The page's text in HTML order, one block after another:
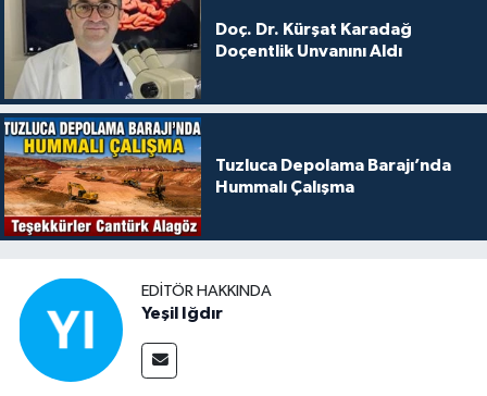
Doç. Dr. Kürşat Karadağ
Doçentlik Unvanını Aldı
Tuzluca Depolama Barajı’nda
Hummalı Çalışma
EDITÖR HAKKINDA
Yeşil Iğdır